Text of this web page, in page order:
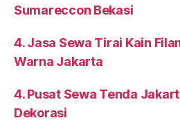
Sumareccon Bekasi
4. Jasa Sewa Tirai Kain
Warna Jakarta
4. Pusat Sewa Tenda
Dekorasi